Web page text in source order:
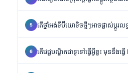
តើថ្នាំអង់ទីប៊ីយោទិចថ្មីៗអាចផ្លាស់ប្តូរ
តើវេជ្ជបណ្ឌិតជាទូទៅធ្វើអ្វីខ្លះ មុននឹងធ្